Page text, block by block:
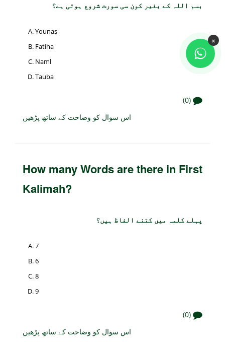
بسم اللہ کے بغیر کون سی سورت شروع ہوتی ہے؟
Younas
Fatiha
Naml
Tauba
(0)
اس سوال کو وضاحت کے ساتھ پڑھیں
How many Words are there in First
Kalimah?
پہلے کلمہ میں کتنے الفاظ ہیں؟
7
6
8
9
(0)
اس سوال کو وضاحت کے ساتھ پڑھیں
×